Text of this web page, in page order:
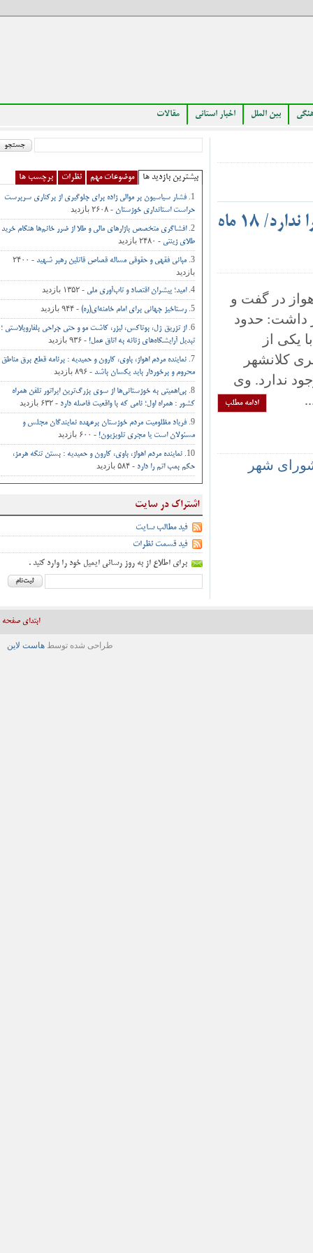
بین الملل اخبار استانی مقالات
عضو شورای شهر اهواز : امینی توان راه‌ اندازی پروژه مترو را ندارد/ ۱۸ ماه
در گفت و
حدود
از
ندارد. وی
ادامه مطلب
شهر
بیشترین بازدید ها موضوعات مهم نظرات برچسب ها
فشار سیاسیون بر موالی زاده برای جلوگیری از برکناری سرپرست
حراست استانداری خوزستان- ۲۶۰۸ بازدید
افشاگری متخصص بازارهای مالی و طلا از ضرر خانم‌ها هنگام خرید
طلای زینتی- ۲۴۸۰ بازدید
مبانی فقهی و حقوقی مساله قصاص قاتلین رهبر شهید
- ۲۴۰۰
بازدید
امید؛ پیشران اقتصاد و تاب‌آوری ملی- ۱۳۵۲ بازدید
رستاخیز جهانی برای امام خامنه‌ای(ره)- ۹۴۴ بازدید
از تزریق ژل، بوتاکس، لیزر، کاشت مو و حتی جراحی‌ بلفاروپلاستی ؛
تبدیل آرایشگاه‌های زنانه به اتاق‌ عمل‌!- ۹۳۶ بازدید
نماینده مردم اهواز، باوی، کارون و حمیدیه : برنامه قطع برق مناطق
محروم و برخوردار باید یکسان باشد - ۸۹۶ بازدید
بی‌اهمیتی به خوزستانی‌ها از سوی بزرگ‌ترین اپراتور تلفن همراه
کشور : همراه اول؛ نامی که با واقعیت فاصله دارد - ۶۳۲ بازدید
فریاد مظلومیت مردم خوزستان برعهده نمایندگان مجلس و
مسئولان است یا مجری تلویزیون!- ۶۰۰ بازدید
نماینده مردم اهواز، باوی، کارون و حمیدیه : بستن تنگه هرمز،
حکم بمب اتم را دارد - ۵۸۴ بازدید
اشتراک در سایت
فید مطالب سایت
فید قسمت نظرات
برای اطلاع از به روز رسانی ایمیل خود را وارد کنید .
ابتدای صفحه
طراحی شده توسطهاست لاین